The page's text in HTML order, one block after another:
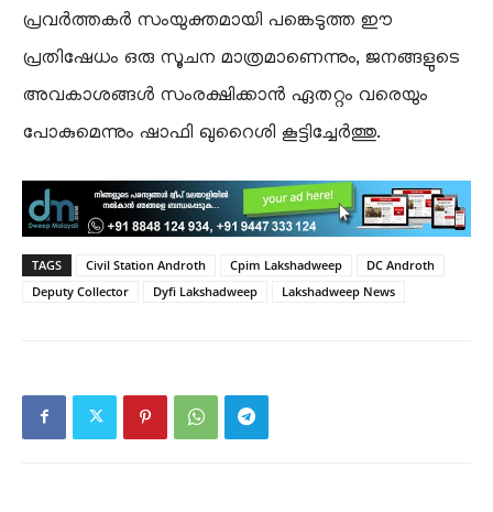
പ്രവർത്തകർ സംയുക്തമായി പങ്കെടുത്ത ഈ
പ്രതിഷേധം ഒരു സൂചന മാത്രമാണെന്നും, ജനങ്ങളുടെ
അവകാശങ്ങൾ സംരക്ഷിക്കാൻ ഏതറ്റം വരെയും
പോകുമെന്നും ഷാഫി ഖുറൈശി കൂട്ടിച്ചേർത്തു.
TAGS Civil Station Androth Cpim Lakshadweep
DC Androth
Deputy Collector
Dyfi Lakshadweep Lakshadweep News